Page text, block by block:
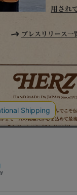
用され
プレスリリース一
る味わいがある。使い込んでこそ
まで一人の鞄職人が心を込めて最
それがヘルツのブランドスピリッ